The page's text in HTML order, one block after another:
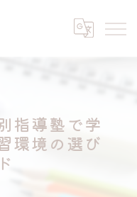
指導塾で学
環境の選び